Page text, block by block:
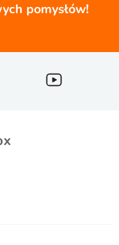
pomysłów!